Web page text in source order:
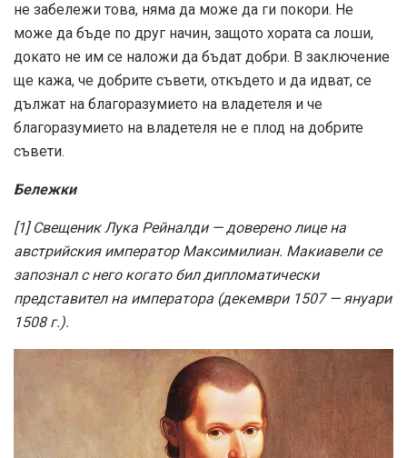
не забележи това, няма да може да ги покори. Не
може да бъде по друг начин, защото хората са лоши,
докато не им се наложи да бъдат добри. В заключение
ще кажа, че добрите съвети, откъдето и да идват, се
дължат на благоразумието на владетеля и че
благоразумието на владетеля не е плод на добрите
съвети.
Бележки
[1] Свещеник Лука Рейналди — доверено лице на
австрийския император Максимилиан. Макиавели се
запознал с него когато бил дипломатически
представител на императора (декември 1507 — януари
1508 г.).